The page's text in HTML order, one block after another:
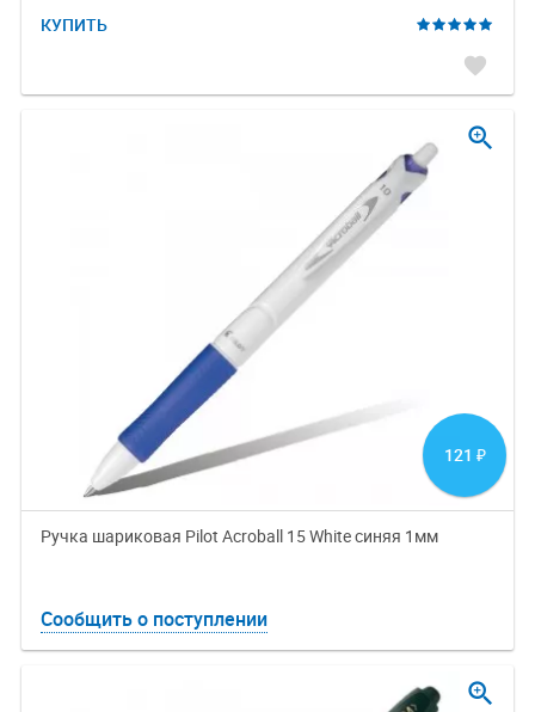
КУПИТЬ
favorite
121 ₽
Ручка шариковая Pilot Acroball 15 White синяя 1мм
Сообщить о поступлении
zoom_in
zoom_in